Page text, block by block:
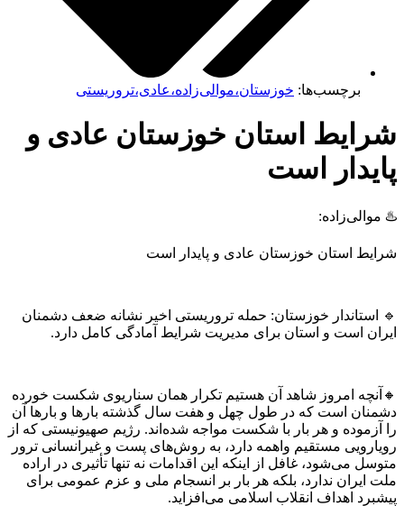
برچسب‌ها: خوزستان،موالی‌زاده،عادی،تروریستی
شرایط استان خوزستان عادی و
پایدار است
♨️ موالی‌زاده:
شرایط استان خوزستان عادی و پایدار است
🔹 استاندار خوزستان: حمله تروریستی اخیر نشانه ضعف دشمنان
ایران است و استان برای مدیریت شرایط آمادگی کامل دارد.
🔸آنچه امروز شاهد آن هستیم تکرار همان سناریوی شکست خورده
دشمنان است که در طول چهل و هفت سال گذشته بارها و بارها آن
را آزموده و هر بار با شکست مواجه شده‌اند. رژیم صهیونیستی که از
رویارویی مستقیم واهمه دارد، به روش‌های پست و غیرانسانی ترور
متوسل می‌شود، غافل از اینکه این اقدامات نه تنها تأثیری در اراده
ملت ایران ندارد، بلکه هر بار بر انسجام ملی و عزم عمومی برای
پیشبرد اهداف انقلاب اسلامی می‌افزاید.